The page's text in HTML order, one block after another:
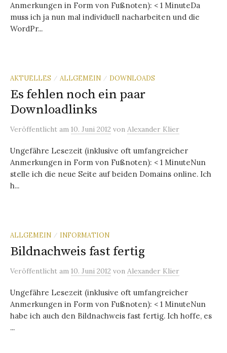
Anmerkungen in Form von Fußnoten): < 1 MinuteDa
muss ich ja nun mal individuell nacharbeiten und die
WordPr...
AKTUELLES / ALLGEMEIN / DOWNLOADS
Es fehlen noch ein paar
Downloadlinks
Veröffentlicht am 10. Juni 2012 von Alexander Klier
Ungefähre Lesezeit (inklusive oft umfangreicher
Anmerkungen in Form von Fußnoten): < 1 MinuteNun
stelle ich die neue Seite auf beiden Domains online. Ich
h...
ALLGEMEIN / INFORMATION
Bildnachweis fast fertig
Veröffentlicht am 10. Juni 2012 von Alexander Klier
Ungefähre Lesezeit (inklusive oft umfangreicher
Anmerkungen in Form von Fußnoten): < 1 MinuteNun
habe ich auch den Bildnachweis fast fertig. Ich hoffe, es
...